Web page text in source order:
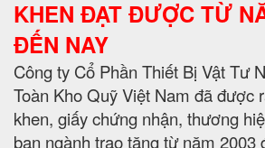
KHEN ĐẠT ĐƯỢC TỪ
ĐẾN NAY
Công ty Cổ Phần Thiết Bị Vật Tư
Toàn Kho Quỹ Việt Nam đã được
khen, giấy chứng nhận, thương
ban ngành trao tặng từ năm 2003